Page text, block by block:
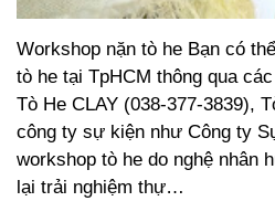
Workshop nặn tò he Bạn có
tò he tại TpHCM thông qua
Tò He CLAY (038-377-3839),
công ty sự kiện như Công ty
workshop tò he do nghệ nhân
lại trải nghiệm thự…